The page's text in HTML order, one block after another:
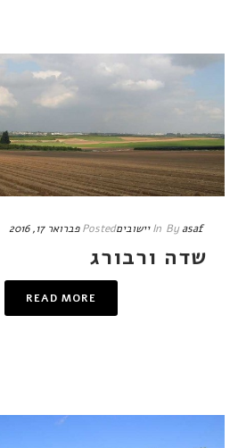
Byasaf
In יישוביםPosted פברואר 17, 2016
שדה ורבורג
READ MORE